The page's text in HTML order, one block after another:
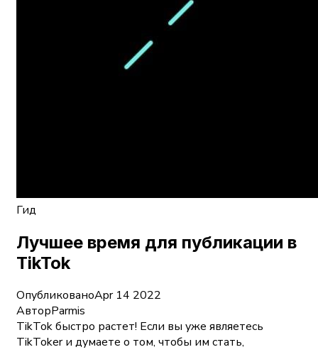
Гид
Лучшее время для публикации в
TikTok
ОпубликованоApr 14 2022
АвторParmis
TikTok быстро растет! Если вы уже являетесь
TikToker и думаете о том, чтобы им стать,